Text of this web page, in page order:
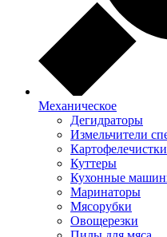
Механическое
Дегидраторы
Измельчители
Картофелечистки
Куттеры
Кухонные
Маринаторы
Мясорубки
Овощерезки